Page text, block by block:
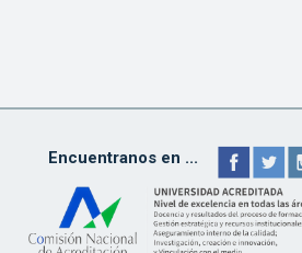
Encuentranos en ...